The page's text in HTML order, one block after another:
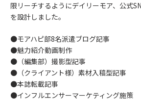
限リーチするようにデイリーモア、公式
を設計しました。
●モアハピ部8名派遣ブログ記事
●魅力紹介動画制作
●（編集部）撮影型記事
●（クライアント様）素材入稿型記事
●本誌転載記事
●インフルエンサーマーケティング施策